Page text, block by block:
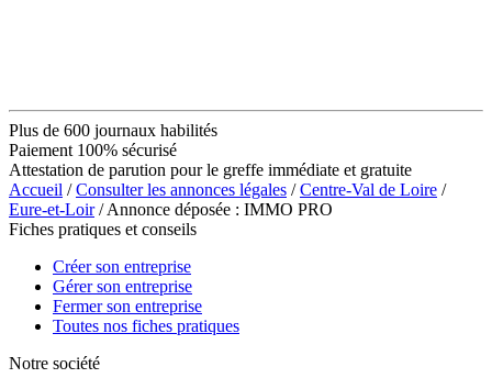
Plus de 600 journaux habilités
Paiement 100% sécurisé
Attestation de parution pour le greffe immédiate et gratuite
Accueil /Consulter les annonces légales /Centre-Val de Loire /
Eure-et-Loir/ Annonce déposée : IMMO PRO
Fiches pratiques et conseils
Créer son entreprise
Gérer son entreprise
Fermer son entreprise
Toutes nos fiches pratiques
Notre société